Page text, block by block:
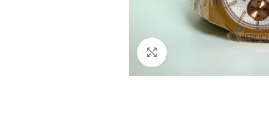
Clicca per ingrandire